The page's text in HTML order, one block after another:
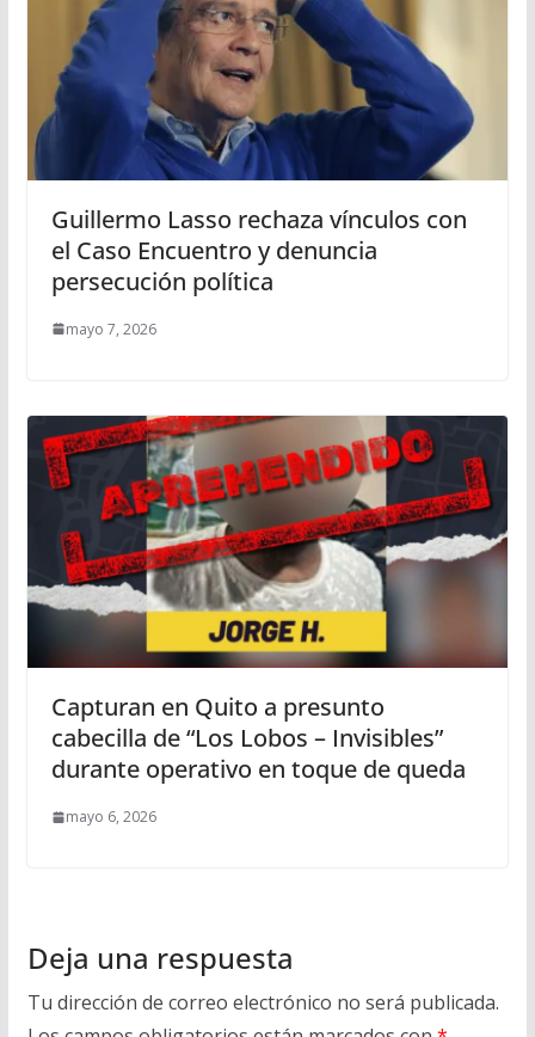
Guillermo Lasso rechaza vínculos con
el Caso Encuentro y denuncia
persecución política
mayo 7, 2026
Capturan en Quito a presunto
cabecilla de “Los Lobos – Invisibles”
durante operativo en toque de queda
mayo 6, 2026
Deja una respuesta
Tu dirección de correo electrónico no será publicada.